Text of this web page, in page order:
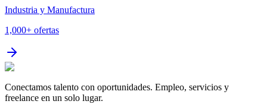
Industria y Manufactura
1,000+ ofertas
Conectamos talento con oportunidades. Empleo, servicios y
freelance en un solo lugar.